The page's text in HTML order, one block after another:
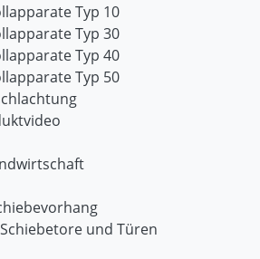
Typ 10
Typ 30
Typ 40
Typ 50
und Türen